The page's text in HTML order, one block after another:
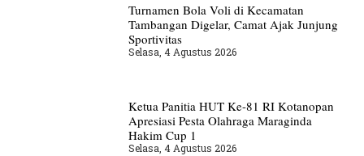
Turnamen Bola Voli di Kecamatan
Tambangan Digelar, Camat Ajak Junjung
Sportivitas
Selasa, 4 Agustus 2026
Ketua Panitia HUT Ke-81 RI Kotanopan
Apresiasi Pesta Olahraga Maraginda
Hakim Cup 1
Selasa, 4 Agustus 2026